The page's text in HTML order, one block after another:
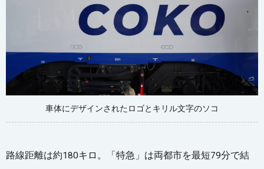
車体にデザインされたロゴとキリル文字のソコ
路線距離は約180キロ。「特急」は両都市を最短79分で結